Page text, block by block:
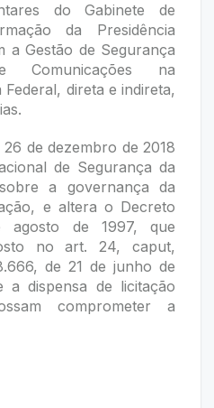
do Gabinete de
da Presidência
a Gestão de Segurança
Comunicações na
direta e indireta,
de dezembro de 2018
de Segurança da
a governança da
e altera o Decreto
de 1997, que
no art. 24, caput,
de 21 de junho de
a dispensa de licitação
comprometer a